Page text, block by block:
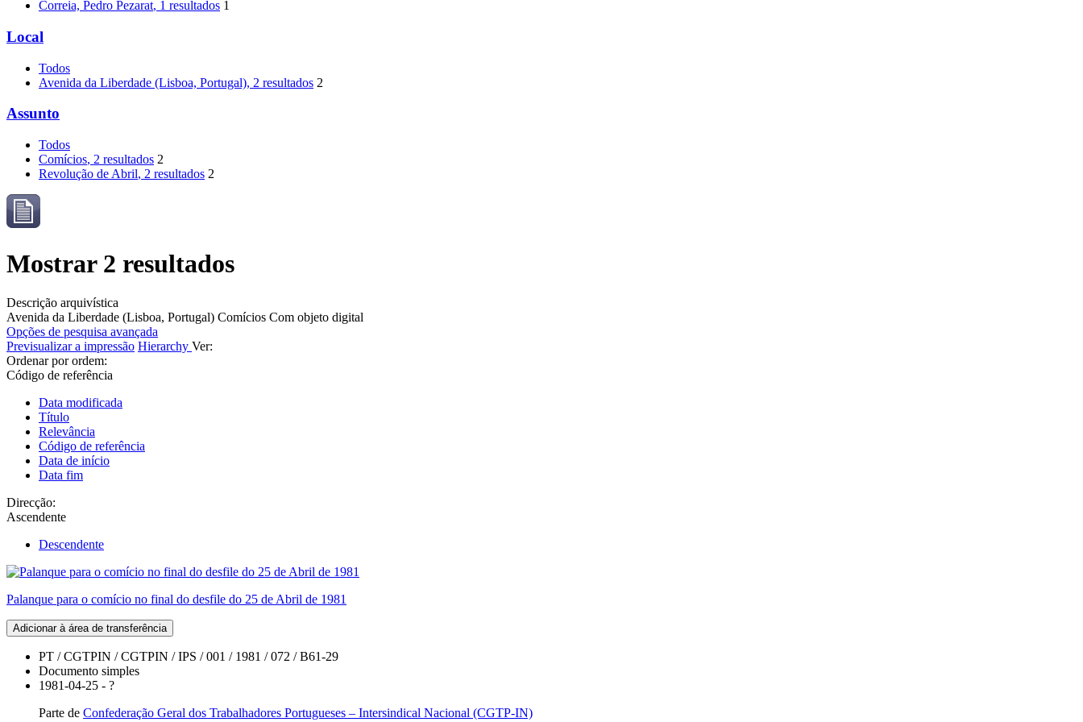
Correia, Pedro Pezarat, 1 resultados 1
Local
Todos
Avenida da Liberdade (Lisboa, Portugal), 2 resultados 2
Assunto
Todos
Comícios, 2 resultados 2
Revolução de Abril, 2 resultados 2
Mostrar 2 resultados
Descrição arquivística
Avenida da Liberdade (Lisboa, Portugal) Comícios Com objeto digital
Opções de pesquisa avançada
Previsualizar a impressão Hierarchy Ver:
Ordenar por ordem:
Código de referência
Data modificada
Título
Relevância
Código de referência
Data de início
Data fim
Direcção:
Ascendente
Descendente
Palanque para o comício no final do desfile do 25 de Abril de 1981
Adicionar à área de transferência
PT / CGTPIN / CGTPIN / IPS / 001 / 1981 / 072 / B61-29
Documento simples
1981-04-25 - ?
Parte de Confederação Geral dos Trabalhadores Portugueses – Intersindical Nacional (CGTP-IN)